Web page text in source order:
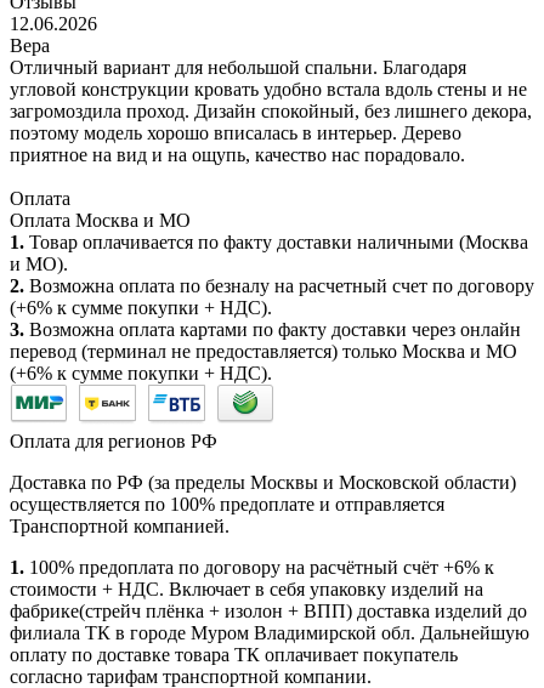
12.06.2026
Вера
Отличный вариант для небольшой спальни. Благодаря
угловой конструкции кровать удобно встала вдоль стены и не
загромоздила проход. Дизайн спокойный, без лишнего декора,
поэтому модель хорошо вписалась в интерьер. Дерево
приятное на вид и на ощупь, качество нас порадовало.
Оплата
Оплата Москва и МО
1. Товар оплачивается по факту доставки наличными (Москва
и МО).
2. Возможна оплата по безналу на расчетный счет по договору
(+6% к сумме покупки + НДС).
3. Возможна оплата картами по факту доставки через онлайн
перевод (терминал не предоставляется) только Москва и МО
(+6% к сумме покупки + НДС).
Оплата для регионов РФ
Доставка по РФ (за пределы Москвы и Московской области)
осуществляется по 100% предоплате и отправляется
Транспортной компанией.
1. 100% предоплата по договору на расчётный счёт +6% к
стоимости + НДС. Включает в себя упаковку изделий на
фабрике(стрейч плёнка + изолон + ВПП) доставка изделий до
филиала ТК в городе Муром Владимирской обл. Дальнейшую
оплату по доставке товара ТК оплачивает покупатель
согласно тарифам транспортной компании.